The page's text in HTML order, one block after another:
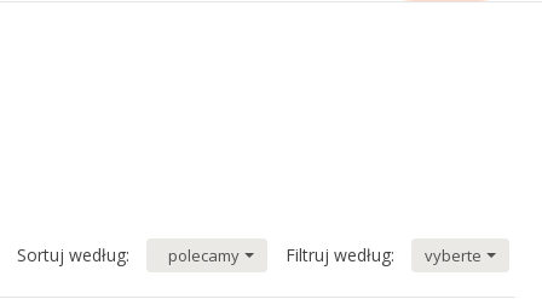
Sortuj według: polecamy Filtruj według: vyberte